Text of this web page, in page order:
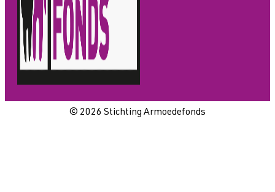
© 2026 Stichting Armoedefonds